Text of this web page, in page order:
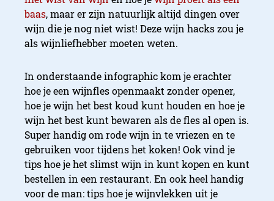
baas, maar er zijn natuurlijk altijd dingen over
wijn die je nog niet wist! Deze wijn hacks zou je
als wijnliefhebber moeten weten.
In onderstaande infographic kom je erachter
hoe je een wijnfles openmaakt zonder opener,
hoe je wijn het best koud kunt houden en hoe je
wijn het best kunt bewaren als de fles al open is.
Super handig om rode wijn in te vriezen en te
gebruiken voor tijdens het koken! Ook vind je
tips hoe je het slimst wijn in kunt kopen en kunt
bestellen in een restaurant. En ook heel handig
voor de man: tips hoe je wijnvlekken uit je